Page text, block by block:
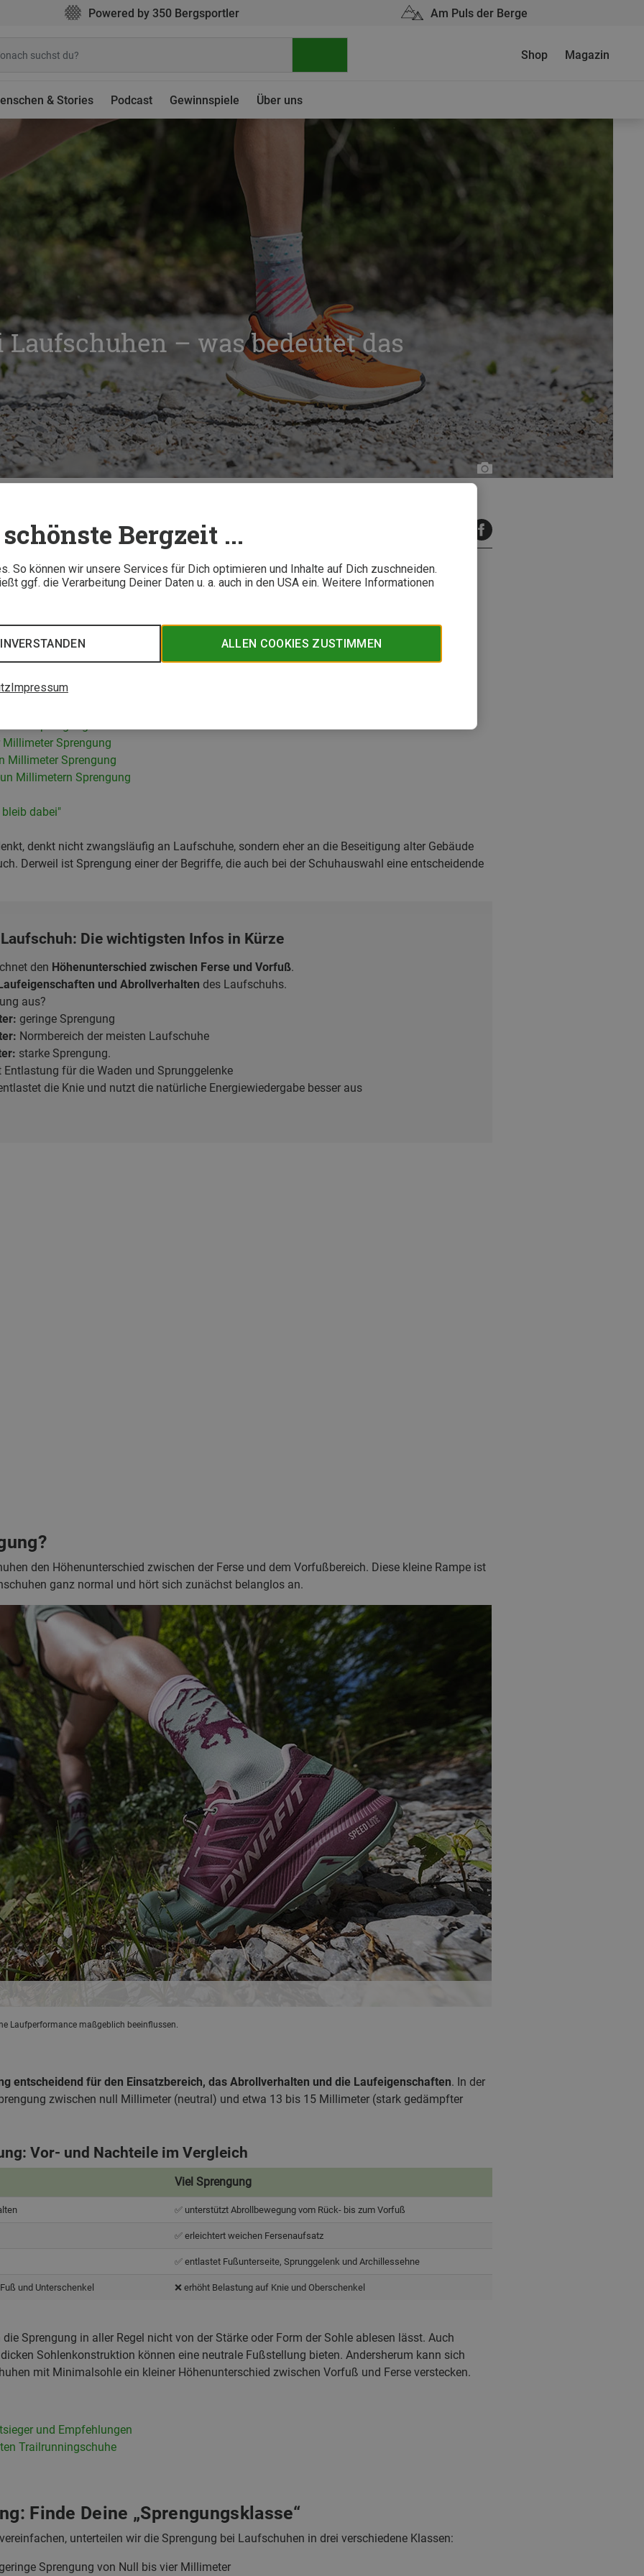
Bergzeit ...
So können wir unsere Services für Dich optimieren und Inhalte auf Dich zuschneiden.
ggf. die Verarbeitung Deiner Daten u. a. auch in den USA ein. Weitere Informationen
ALLEN COOKIES ZUSTIMMEN
Impressum
Powered by 350 Bergsportler Am Puls der Berge
& Stories Podcast Gewinnspiele Über uns
Shop Magazin
Laufschuhen – was bedeutet das
Bergzeit
Maßeinheit bei Laufschuhen und maßgebend für deren Einsatzbereich. Komfortabler
Leichtgewicht für Profis? All das wird über die Sprengung festgelegt.
"Sprengungsklasse"
Sprengung
Millimeter Sprengung
Millimetern Sprengung
dabei"
denkt nicht zwangsläufig an Laufschuhe, sondern eher an die Beseitigung alter Gebäude
Derweil ist Sprengung einer der Begriffe, die auch bei der Schuhauswahl eine entscheidende
Die wichtigsten Infos in Kürze
den Höhenunterschied zwischen Ferse und Vorfuß.
und Abrollverhalten des Laufschuhs.
aus?
geringe Sprengung
Normbereich der meisten Laufschuhe
starke Sprengung.
für die Waden und Sprunggelenke
die Knie und nutzt die natürliche Energiewiedergabe besser aus
den Höhenunterschied zwischen der Ferse und dem Vorfußbereich. Diese kleine Rampe ist
ganz normal und hört sich zunächst belanglos an.
Laufperformance maßgeblich beeinflussen.
entscheidend für den Einsatzbereich, das Abrollverhalten und die Laufeigenschaften. In der
zwischen null Millimeter (neutral) und etwa 13 bis 15 Millimeter (stark gedämpfter
Vor- und Nachteile im Vergleich
Viel Sprengung
Viel Sprengung
✅ unterstützt Abrollbewegung vom Rück- bis zum Vorfuß
✅ erleichtert weichen Fersenaufsatz
✅ entlastet Fußunterseite, Sprunggelenk und Archillessehne
und Unterschenkel ❌ erhöht Belastung auf Knie und Oberschenkel
Sprengung in aller Regel nicht von der Stärke oder Form der Sohle ablesen lässt. Auch
Sohlenkonstruktion können eine neutrale Fußstellung bieten. Andersherum kann sich
mit Minimalsohle ein kleiner Höhenunterschied zwischen Vorfuß und Ferse verstecken.
und Empfehlungen
Trailrunningschuhe
Finde Deine „Sprengungsklasse“
unterteilen wir die Sprengung bei Laufschuhen in drei verschiedene Klassen:
Sprengung von Null bis vier Millimeter